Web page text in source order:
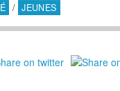
/ JEUNES